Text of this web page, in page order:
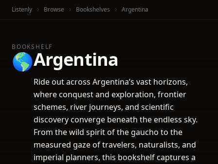
Listenly Browse Bookshelves Argentina
BOOKSHELF
🌎Argentina
Ride out across Argentina’s vast horizons,
where conquest and exploration, frontier
schemes, river journeys, and scientific
discovery converge beneath the endless sky.
From the wild spirit of the gaucho to the
measured gaze of travelers, naturalists, and
imperial planners, this bookshelf captures a